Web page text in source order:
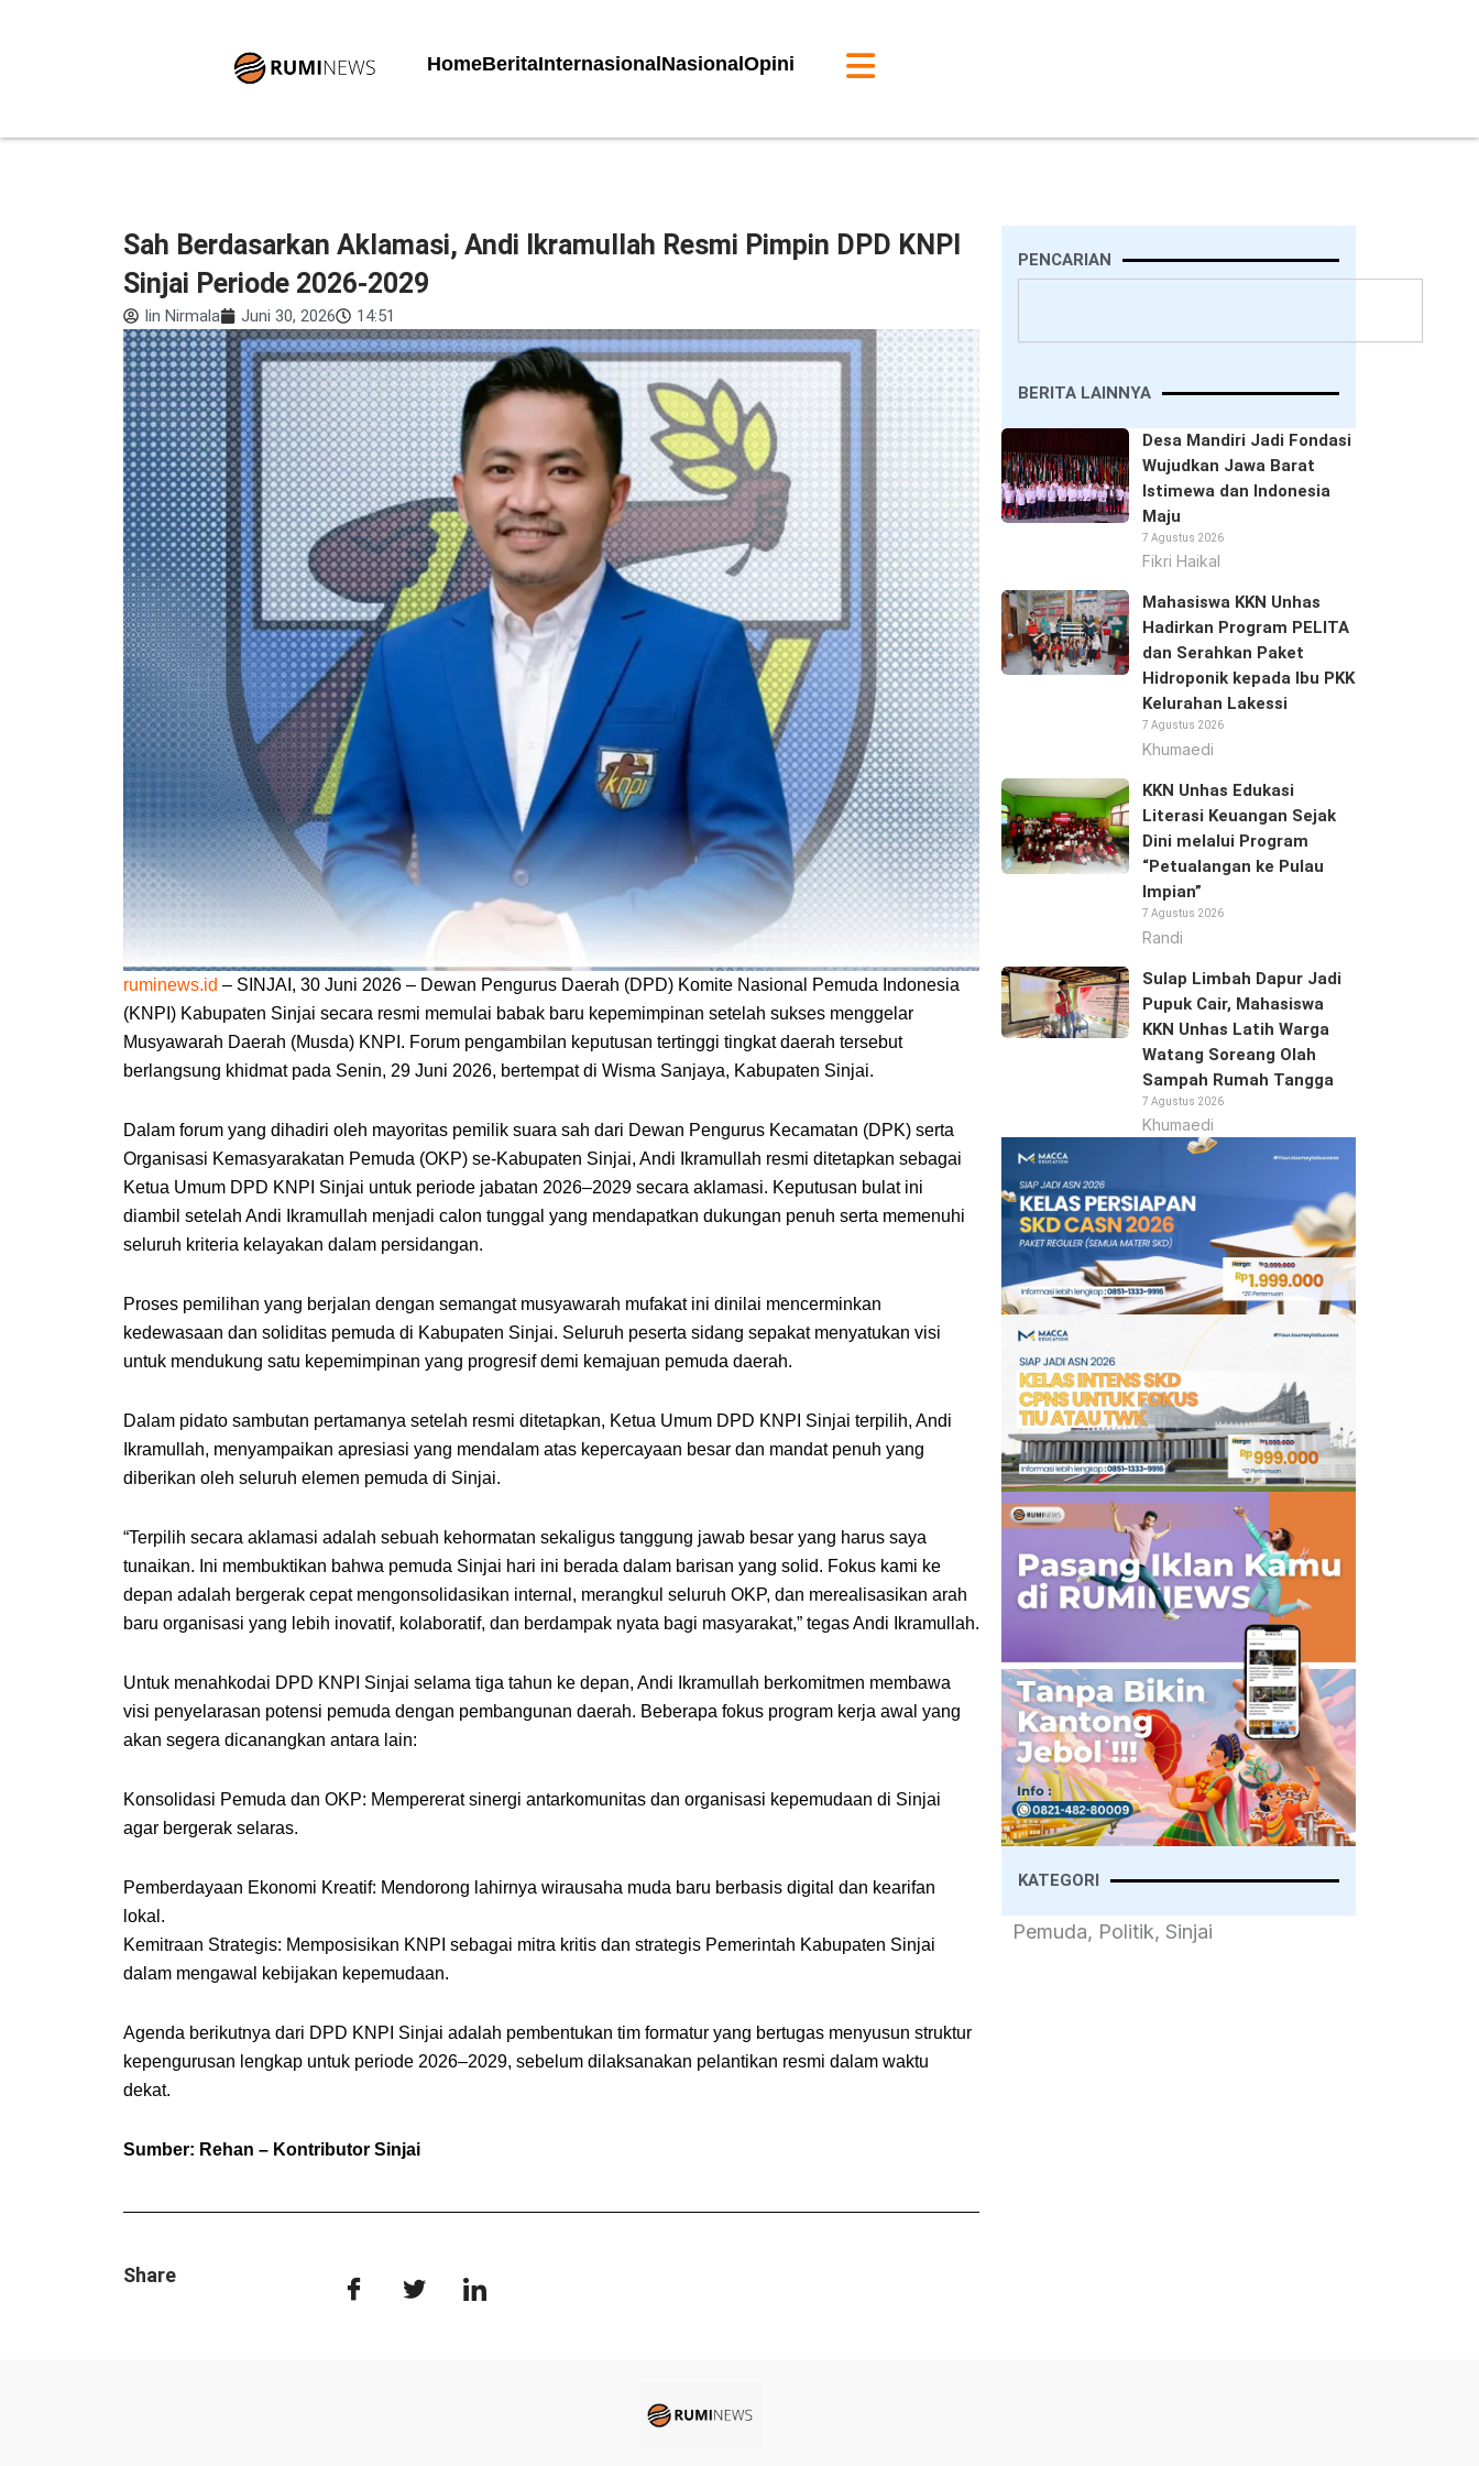
HomeBeritaInternasional Nasional Opini
Sah Berdasarkan Aklamasi, Andi Ikramullah Resmi Pimpin DPD KNPI
Sinjai Periode 2026-2029
Iin Nirmala Juni 30, 2026 14:51
ruminews.id – SINJAI, 30 Juni 2026 – Dewan Pengurus Daerah (DPD) Komite Nasional Pemuda Indonesia
(KNPI) Kabupaten Sinjai secara resmi memulai babak baru kepemimpinan setelah sukses menggelar
Musyawarah Daerah (Musda) KNPI. Forum pengambilan keputusan tertinggi tingkat daerah tersebut
berlangsung khidmat pada Senin, 29 Juni 2026, bertempat di Wisma Sanjaya, Kabupaten Sinjai.
Dalam forum yang dihadiri oleh mayoritas pemilik suara sah dari Dewan Pengurus Kecamatan (DPK) serta
Organisasi Kemasyarakatan Pemuda (OKP) se-Kabupaten Sinjai, Andi Ikramullah resmi ditetapkan sebagai
Ketua Umum DPD KNPI Sinjai untuk periode jabatan 2026–2029 secara aklamasi. Keputusan bulat ini
diambil setelah Andi Ikramullah menjadi calon tunggal yang mendapatkan dukungan penuh serta memenuhi
seluruh kriteria kelayakan dalam persidangan.
Proses pemilihan yang berjalan dengan semangat musyawarah mufakat ini dinilai mencerminkan
kedewasaan dan soliditas pemuda di Kabupaten Sinjai. Seluruh peserta sidang sepakat menyatukan visi
untuk mendukung satu kepemimpinan yang progresif demi kemajuan pemuda daerah.
Dalam pidato sambutan pertamanya setelah resmi ditetapkan, Ketua Umum DPD KNPI Sinjai terpilih, Andi
Ikramullah, menyampaikan apresiasi yang mendalam atas kepercayaan besar dan mandat penuh yang
diberikan oleh seluruh elemen pemuda di Sinjai.
“Terpilih secara aklamasi adalah sebuah kehormatan sekaligus tanggung jawab besar yang harus saya
tunaikan. Ini membuktikan bahwa pemuda Sinjai hari ini berada dalam barisan yang solid. Fokus kami ke
depan adalah bergerak cepat mengonsolidasikan internal, merangkul seluruh OKP, dan merealisasikan arah
baru organisasi yang lebih inovatif, kolaboratif, dan berdampak nyata bagi masyarakat,” tegas Andi Ikramullah.
Untuk menahkodai DPD KNPI Sinjai selama tiga tahun ke depan, Andi Ikramullah berkomitmen membawa
visi penyelarasan potensi pemuda dengan pembangunan daerah. Beberapa fokus program kerja awal yang
akan segera dicanangkan antara lain:
Konsolidasi Pemuda dan OKP: Mempererat sinergi antarkomunitas dan organisasi kepemudaan di Sinjai
agar bergerak selaras.
Pemberdayaan Ekonomi Kreatif: Mendorong lahirnya wirausaha muda baru berbasis digital dan kearifan
lokal.
Kemitraan Strategis: Memposisikan KNPI sebagai mitra kritis dan strategis Pemerintah Kabupaten Sinjai
dalam mengawal kebijakan kepemudaan.
Agenda berikutnya dari DPD KNPI Sinjai adalah pembentukan tim formatur yang bertugas menyusun struktur
kepengurusan lengkap untuk periode 2026–2029, sebelum dilaksanakan pelantikan resmi dalam waktu
dekat.
Sumber: Rehan – Kontributor Sinjai
Share
PENCARIAN
BERITA LAINNYA
Desa Mandiri Jadi Fondasi
Wujudkan Jawa Barat
Istimewa dan Indonesia
Maju
7 Agustus 2026
Fikri Haikal
Mahasiswa KKN Unhas
Hadirkan Program PELITA
dan Serahkan Paket
Hidroponik kepada Ibu PKK
Kelurahan Lakessi
7 Agustus 2026
Khumaedi
KKN Unhas Edukasi
Literasi Keuangan Sejak
Dini melalui Program
“Petualangan ke Pulau
Impian”
7 Agustus 2026
Randi
Sulap Limbah Dapur Jadi
Pupuk Cair, Mahasiswa
KKN Unhas Latih Warga
Watang Soreang Olah
Sampah Rumah Tangga
7 Agustus 2026
Khumaedi
KATEGORI
Pemuda, Politik, Sinjai